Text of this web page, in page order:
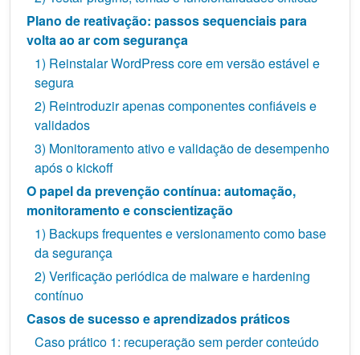
Plano de reativação: passos sequenciais para
volta ao ar com segurança
1) Reinstalar WordPress core em versão estável e
segura
2) Reintroduzir apenas componentes confiáveis e
validados
3) Monitoramento ativo e validação de desempenho
após o kickoff
O papel da prevenção contínua: automação,
monitoramento e conscientização
1) Backups frequentes e versionamento como base
da segurança
2) Verificação periódica de malware e hardening
contínuo
Casos de sucesso e aprendizados práticos
Caso prático 1: recuperação sem perder conteúdo